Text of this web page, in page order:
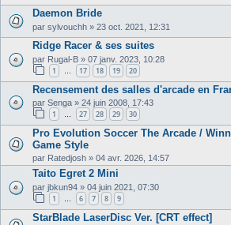
Daemon Bride
par sylvouchh » 23 oct. 2021, 12:31
Ridge Racer & ses suites
par Rugal-B » 07 janv. 2023, 10:28
1 17 18 19 20
Recensement des salles d'arcade en
par Senga » 24 juin 2008, 17:43
1 … 27 28 29 30
Pro Evolution Soccer The Arcade /
Game Style
par Ratedjosh » 04 avr. 2026, 14:57
Taito Egret 2 Mini
par jbkun94 » 04 juin 2021, 07:30
1 6 7 8 9
StarBlade LaserDisc Ver. [CRT effect]